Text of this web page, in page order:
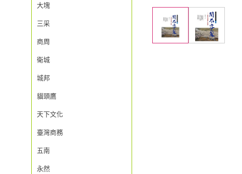
大塊
三采
商周
衛城
城邦
貓頭鷹
天下文化
臺灣商務
五南
永然